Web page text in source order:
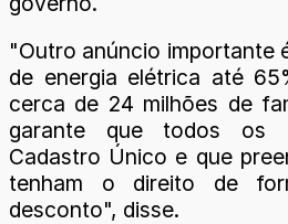
"Outro anúncio importante
de energia elétrica até
cerca de 24 milhões de
garante que todos os
Cadastro Único e que
tenham o direito de
desconto", disse.